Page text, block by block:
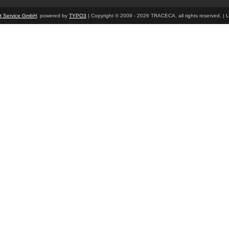
Service GmbH , powered by TYPO3 | Copyright © 2009 - 2026 TRACECA, all rights reserved. |